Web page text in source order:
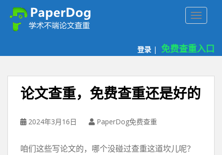
登录 | 免费查重入口
论文查重，免费查重还是好的
2024年3月16日 PaperDog免费查重
咱们这些写论文的，哪个没碰过查重这道坎儿呢？